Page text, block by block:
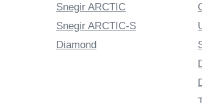
Snegir ARCTIC
Snegir ARCTIC-S
Diamond